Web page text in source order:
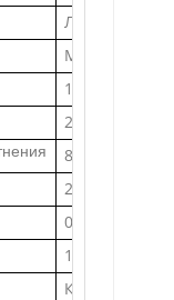
Мешок для
100-235 мм
200-550 мм
8-20 мм
2,5 кВт, 220
0,4 м³/мин,
Корпус,